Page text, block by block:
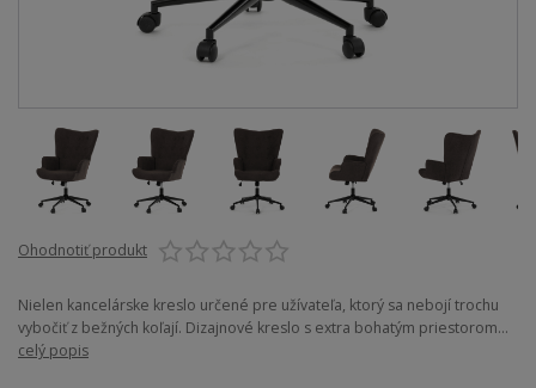
Ohodnotiť produkt
Nielen kancelárske kreslo určené pre užívateľa, ktorý sa nebojí trochu
vybočiť z bežných koľají. Dizajnové kreslo s extra bohatým priestorom...
celý popis